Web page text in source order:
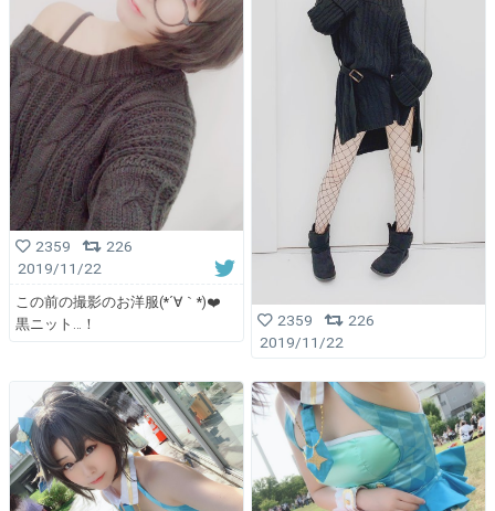
2359
226
2019/11/22
この前の撮影のお洋服(*´∀｀*)❤️
黒ニット…！
2359
226
2019/11/22